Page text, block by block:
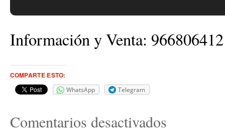
Información y Venta:
COMPARTE ESTO:
WhatsApp Telegram
Comentarios desactivados